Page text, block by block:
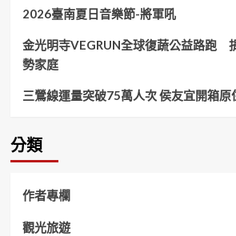
預
防
績
優
霸
2026臺南夏日音樂節-將軍吼
金光明寺VEGRUN全球復蔬公益路跑
勢家庭
三鶯線運量突破75萬人次 侯友宜開箱原
分類
作者專欄
觀光旅遊